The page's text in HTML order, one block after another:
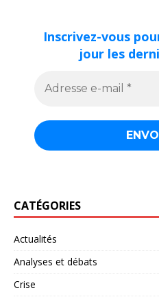
Inscrivez-vous
jour les
CATÉGORIES
Actualités
Analyses et débats
Crise